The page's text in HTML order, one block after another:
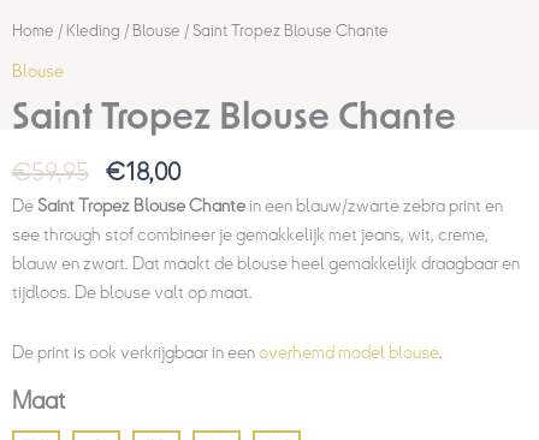
Home / Kleding / Blouse / Saint Tropez Blouse Chante
Blouse
Saint Tropez Blouse Chante
€59,95 €18,00
De Saint Tropez Blouse Chantein een blauw/zwarte zebra print en
see through stof combineer je gemakkelijk met jeans, wit, creme,
blauw en zwart. Dat maakt de blouse heel gemakkelijk draagbaar en
tijdloos. De blouse valt op maat.
De print is ook verkrijgbaar in eenoverhemd model blouse
Maat